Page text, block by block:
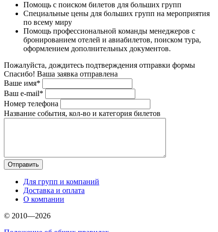
Помощь с поиском билетов для больших групп
Специальные цены для больших групп на мероприятия
по всему миру
Помощь профессиональной команды менеджеров с
бронированием отелей и авиабилетов, поиском тура,
оформлением дополнительных документов.
Пожалуйста, дождитесь подтверждения отправки формы
Спасибо! Ваша заявка отправлена
Ваше имя*
Ваш e-mail*
Номер телефона
Название события, кол-во и категория билетов
Для групп и компаний
Доставка и оплата
О компании
© 2010—2026